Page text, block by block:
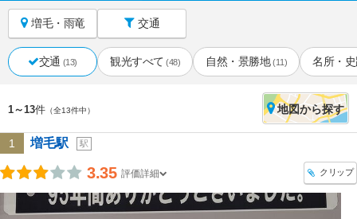
増毛・雨竜 交通
交通 (13) 観光すべて (48) 自然・景勝地 (11) 名所・
1～13件 （全13件中） 地図から探す
1 増毛駅 駅
3.35 評価詳細 クリップ